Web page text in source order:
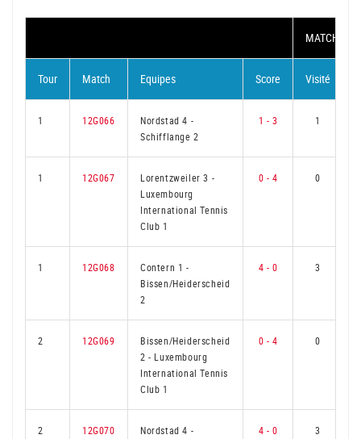
MATCH
Tour Match Equipes Score Visité
1 12G066 Nordstad 4 -
Schifflange 2
1 - 3 1
1 12G067 Lorentzweiler 3 -
Luxembourg
International Tennis
Club 1
0 - 4 0
1 12G068 Contern 1 -
Bissen/Heiderscheid
2
4 - 0 3
2 12G069
Bissen/Heiderscheid
2- Luxembourg
International Tennis
Club 1
0 - 4 0
2 12G070 Nordstad 4 -
4 - 0 3